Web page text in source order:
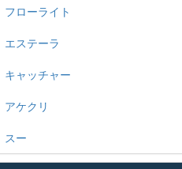
フローライト
エステーラ
キャッチャー
アケクリ
スー